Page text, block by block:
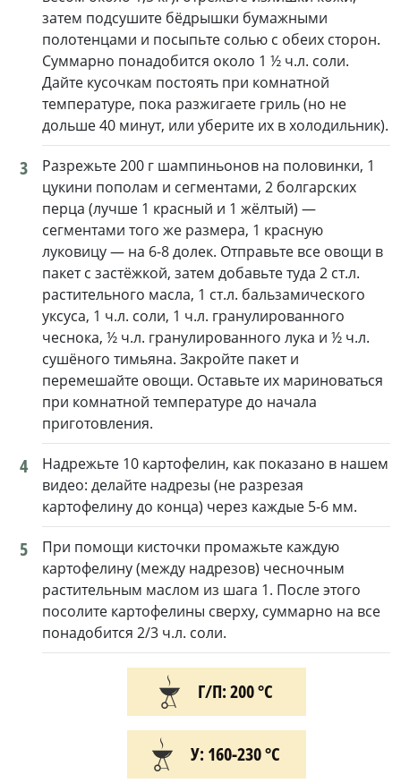
затем подсушите бёдрышки бумажными
полотенцами и посыпьте солью с обеих сторон.
Суммарно понадобится около 1 ½ ч.л. соли.
Дайте кусочкам постоять при комнатной
температуре, пока разжигаете гриль (но не
дольше 40 минут, или уберите их в холодильник).
3
Разрежьте 200 г шампиньонов на половинки, 1
цукини пополам и сегментами, 2 болгарских
перца (лучше 1 красный и 1 жёлтый) —
сегментами того же размера, 1 красную
луковицу — на 6-8 долек. Отправьте все овощи в
пакет с застёжкой, затем добавьте туда 2 ст.л.
растительного масла, 1 ст.л. бальзамического
уксуса, 1 ч.л. соли, 1 ч.л. гранулированного
чеснока, ½ ч.л. гранулированного лука и ½ ч.л.
сушёного тимьяна. Закройте пакет и
перемешайте овощи. Оставьте их мариноваться
при комнатной температуре до начала
приготовления.
4
Надрежьте 10 картофелин, как показано в нашем
видео: делайте надрезы (не разрезая
картофелину до конца) через каждые 5-6 мм.
5
При помощи кисточки промажьте каждую
картофелину (между надрезов) чесночным
растительным маслом из шага 1. После этого
посолите картофелины сверху, суммарно на все
понадобится 2/3 ч.л. соли.
Г/П: 200 °С
У: 160-230 °С